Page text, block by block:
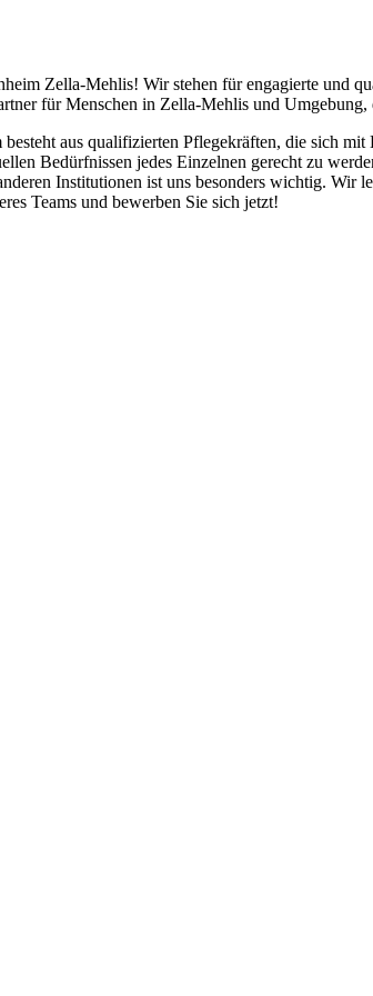
Zella-Mehlis! Wir stehen für engagierte und
für Menschen in Zella-Mehlis und
aus qualifizierten Pflegekräften, die sich
Bedürfnissen jedes Einzelnen gerecht zu
Institutionen ist uns besonders wichtig.
Teams und bewerben Sie sich jetzt!